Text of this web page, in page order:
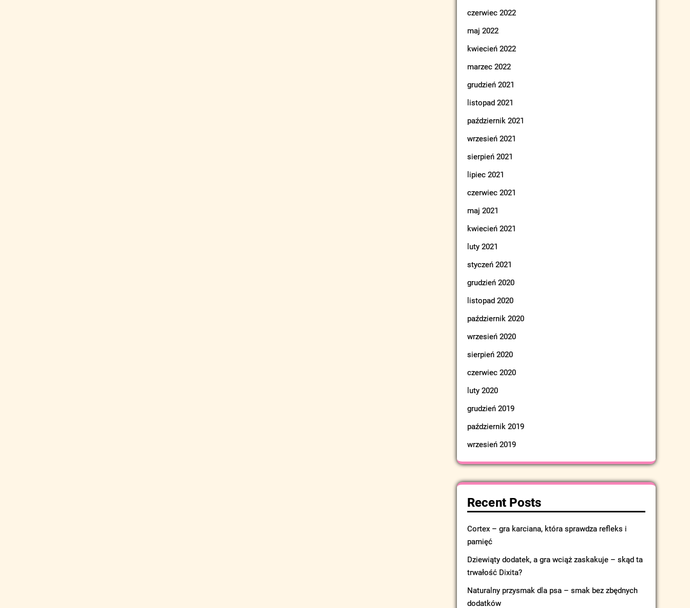
czerwiec 2022
maj 2022
kwiecień 2022
marzec 2022
grudzień 2021
listopad 2021
październik 2021
wrzesień 2021
sierpień 2021
lipiec 2021
czerwiec 2021
maj 2021
kwiecień 2021
luty 2021
styczeń 2021
grudzień 2020
listopad 2020
październik 2020
wrzesień 2020
sierpień 2020
czerwiec 2020
luty 2020
grudzień 2019
październik 2019
wrzesień 2019
Recent Posts
Cortex – gra karciana, która sprawdza refleks i
pamięć
Dziewiąty dodatek, a gra wciąż zaskakuje – skąd ta
trwałość Dixita?
Naturalny przysmak dla psa – smak bez zbędnych
dodatków